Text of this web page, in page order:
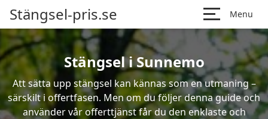
Stängsel-pris.se Menu
Stängsel i Sunnemo
Att sätta upp stängsel kan kännas som en utmaning –
särskilt i offertfasen. Men om du följer denna guide och
använder vår offerttjänst får du den enklaste och